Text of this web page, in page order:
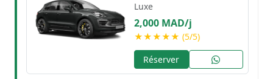
Luxe
2,000 MAD/j
★★★★★ (5/5)
Réserver